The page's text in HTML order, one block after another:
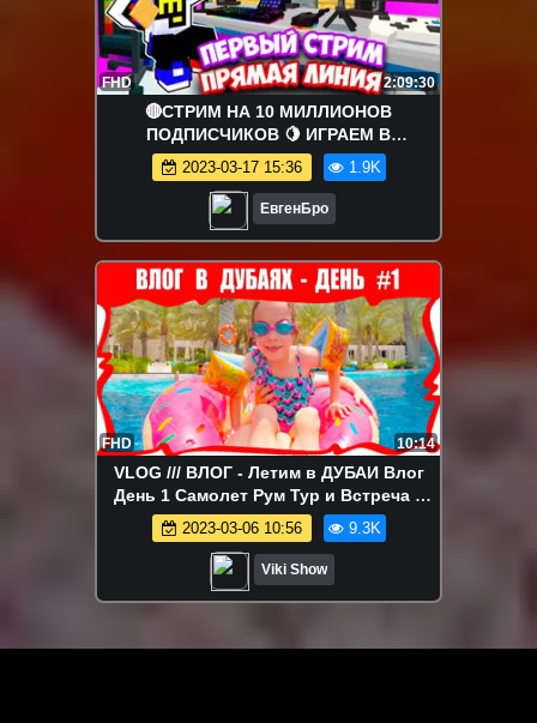
FHD 2:09:30
🔴СТРИМ НА 10 МИЛЛИОНОВ
ПОДПИСЧИКОВ 🍋 ИГРАЕМ В
МАЙНКРАФТ! ПЕРВЫЙ СТРИМ
2023-03-17 15:36 1.9K
ЕвгенБро
FHD 10:14
VLOG /// ВЛОГ - Летим в ДУБАИ Влог
День 1 Самолет Рум Тур и Встреча с
Подписчиками / Вики Шоу
2023-03-06 10:56 9.3K
Viki Show